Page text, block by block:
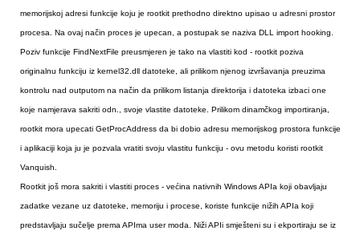
memorijskoj adresi funkcije koju je rootkit prethodno direktno upisao u adresni prostor
procesa. Na ovaj način proces je upecan, a postupak se naziva DLL import hooking.
Poziv funkcije FindNextFile preusmjeren je tako na vlastiti kod - rootkit poziva
originalnu funkciju iz kernel32.dll datoteke, ali prilikom njenog izvršavanja preuzima
kontrolu nad outputom na način da prilikom listanja direktorija i datoteka izbaci one
koje namjerava sakriti odn., svoje vlastite datoteke. Prilikom dinamčkog importiranja,
rootkit mora upecati GetProcAddress da bi dobio adresu memorijskog prostora funkcije
i aplikaciji koja ju je pozvala vratiti svoju vlastitu funkciju - ovu metodu koristi rootkit
Vanquish.
Rootkit još mora sakriti i vlastiti proces - većina nativnih Windows APIa koji obavljaju
zadatke vezane uz datoteke, memoriju i procese, koriste funkcije nižih APIa koji
predstavljaju sučelje prema APIma user moda. Niži APIi smješteni su i ekportiraju se iz